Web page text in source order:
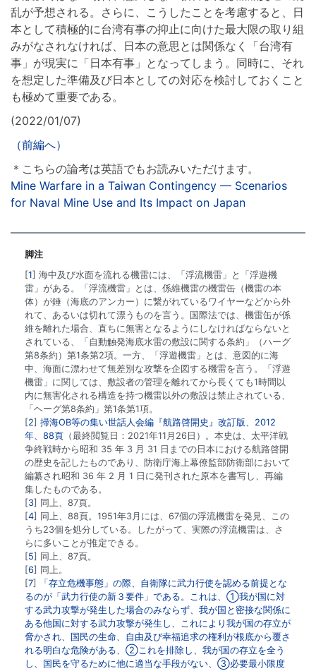
乱が予想される。さらに、こうしたことを考慮すると、日
本として積極的に台湾有事の抑止に向けた最大限の取り組
みがなされなければ、日本の意思とは関係なく「台湾有
事」が現実に「日本有事」となってしまう。同時に、それ
を想定した準備及び日本としての対応を検討しておくこと
も極めて重要である。
(2022/01/07)
（前編へ）
＊こちらの論考は英語でもお読みいただけます。
Mine Warfare in a Taiwan Contingency — Scenarios
for Naval Mine Use and Its Impact on Japan
脚注
1
海中及び水面を流れる機雷には、「浮流機雷」と「浮遊機
雷」がある。「浮流機雷」とは、係維機雷の機雷缶（機雷の本
体）が錘（海底のアンカー）に繋がれているワイヤーなどから外
れて、あるいは切れて漂うものを言う。国際法では、機雷缶が係
維を離れた場合、直ちに無害となるようにしなければならないと
されている、「自動触発海底水雷の敷設に関する条約」（ハーグ
第8条約）第1条第2項。一方、「浮遊機雷」とは、意図的に海
中、海面に漂わせて無差別な攻撃を企図する機雷を言う。「浮遊
機雷」に関しては、敷設者の管理を離れてから長くても1時間以
内に無害化される構造を持つ機雷以外の敷設は禁止されている、
「ヘーグ第8条約」第1条第1項。
2
掃海OB等の集い世話人会編『航路啓開史』改訂版、2012
年、88頁 （最終閲覧日：2021年11月26日）。本史は、太平洋戦
争終戦時から昭和 35 年 3 月 31 日までの日本における航路啓開
の歴史を記したものであり、防衛庁海上幕僚監部防衛部において
編纂され昭和 36 年 2 月 1 日に発刊された原本を書写し、再編
集したものである。
3
同上、87頁。
4
同上、88頁。1951年3月には、67個の浮流機雷を発見、この
うち23個を処分している。したがって、実際の浮流機雷は、さ
らに多いことが推定できる。
5
同上、87頁。
6
同上。
7
「存立危機事態」の際、自衛隊に武力行使を認める前提とな
るのが「武力行使の新３要件」である。これは、①我が国に対
する武力攻撃が発生した場合のみならず、我が国と密接な関係に
ある他国に対する武力攻撃が発生し、これにより我が国の存立が
脅かされ、国民の生命、自由及び幸福追求の権利が根底から覆さ
れる明白な危険がある、②これを排除し、我が国の存立を全う
し、国民を守るために他に適当な手段がない、③必要最小限度